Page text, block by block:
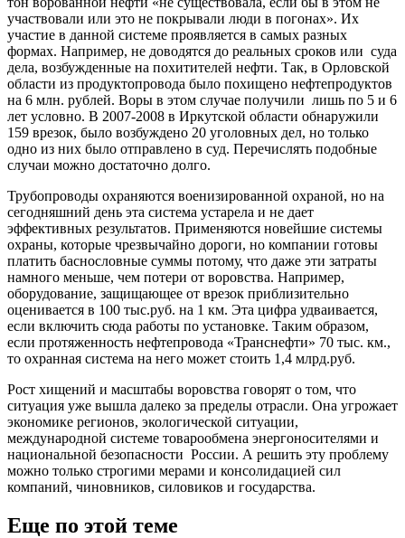
участвовали или это не покрывали люди в погонах». Их
участие в данной системе проявляется в самых разных
формах. Например, не доводятся до реальных сроков или суда
дела, возбужденные на похитителей нефти. Так, в Орловской
области из продуктопровода было похищено нефтепродуктов
на 6 млн. рублей. Воры в этом случае получили лишь по 5 и 6
лет условно. В 2007-2008 в Иркутской области обнаружили
159 врезок, было возбуждено 20 уголовных дел, но только
одно из них было отправлено в суд. Перечислять подобные
случаи можно достаточно долго.
Трубопроводы охраняются военизированной охраной, но на
сегодняшний день эта система устарела и не дает
эффективных результатов. Применяются новейшие системы
охраны, которые чрезвычайно дороги, но компании готовы
платить баснословные суммы потому, что даже эти затраты
намного меньше, чем потери от воровства. Например,
оборудование, защищающее от врезок приблизительно
оценивается в 100 тыс.руб. на 1 км. Эта цифра удваивается,
если включить сюда работы по установке. Таким образом,
если протяженность нефтепровода «Транснефти» 70 тыс. км.,
то охранная система на него может стоить 1,4 млрд.руб.
Рост хищений и масштабы воровства говорят о том, что
ситуация уже вышла далеко за пределы отрасли. Она угрожает
экономике регионов, экологической ситуации,
международной системе товарообмена энергоносителями и
национальной безопасности России. А решить эту проблему
можно только строгими мерами и консолидацией сил
компаний, чиновников, силовиков и государства.
Еще по этой теме